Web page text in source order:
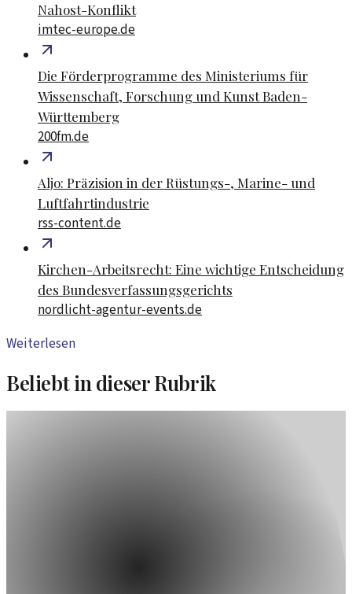
Nahost-Konflikt
imtec-europe.de
Die Förderprogramme des Ministeriums für
Wissenschaft, Forschung und Kunst Baden-
Württemberg
200fm.de
Aljo: Präzision in der Rüstungs-, Marine- und
Luftfahrtindustrie
rss-content.de
Kirchen-Arbeitsrecht: Eine wichtige Entscheidung
des Bundesverfassungsgerichts
nordlicht-agentur-events.de
Weiterlesen
Beliebt in dieser Rubrik